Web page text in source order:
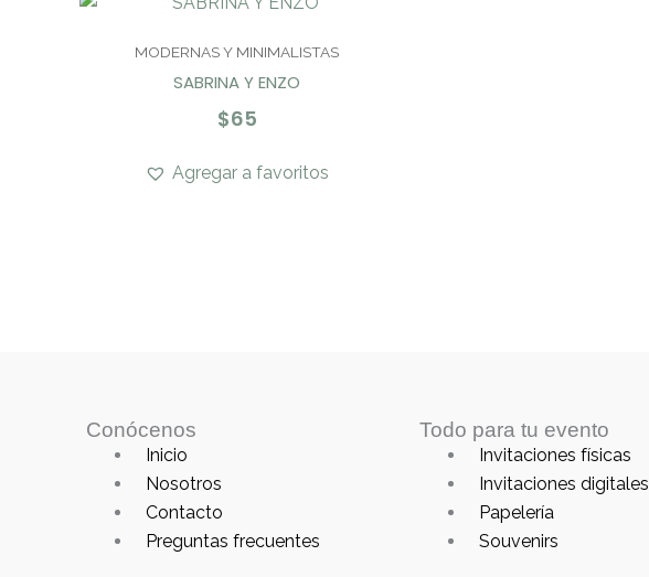
MODERNAS Y MINIMALISTAS
SABRINA Y ENZO
$65
Agregar a favoritos
Conócenos
Main
Menu
Inicio
Nosotros
Contacto
Preguntas frecuentes
Todo para tu evento
Main
Menu
Invitaciones físicas
Invitaciones digitales
Papelería
Souvenirs